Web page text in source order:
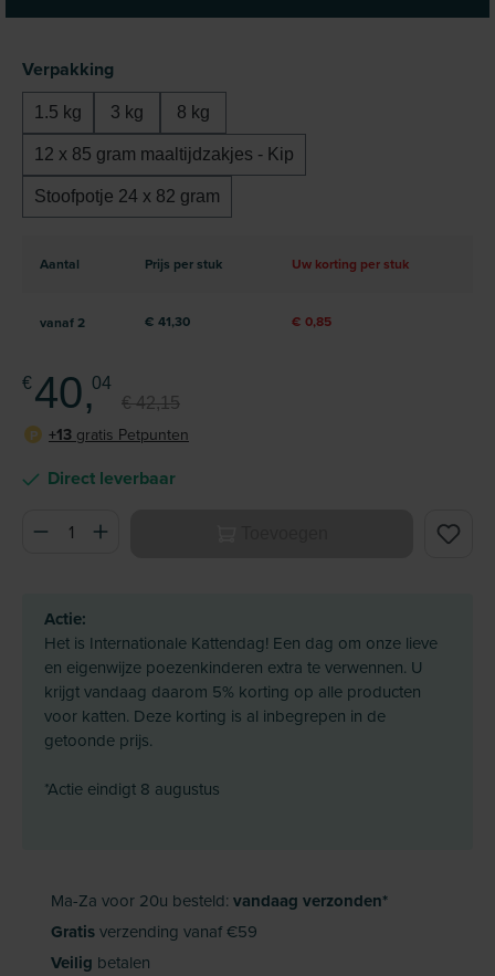
Direct leverbaar
Aantal Prijs per stuk Uw korting per stuk
vanaf2 € 41,30 € 0,85
€ 40,04
€ 42,15
Selecteer
Verpakking
1.5 kg 3 kg 8 kg
12 x 85 gram maaltijdzakjes - Kip
Stoofpotje 24 x 82 gram
Producthoeveelheid: Voer de gewenste hoeveelheid in of
P +13 gratis Petpunten
Actie:
Het is Internationale Kattendag! Een dag om onze lieve
en eigenwijze poezenkinderen extra te verwennen. U
krijgt vandaag daarom 5% korting op alle producten
voor katten. Deze korting is al inbegrepen in de
getoonde prijs.
*Actie eindigt 8 augustus
Ma-Za voor 20u besteld: vandaag verzonden*
Gratisverzending vanaf €59
Veilig betalen